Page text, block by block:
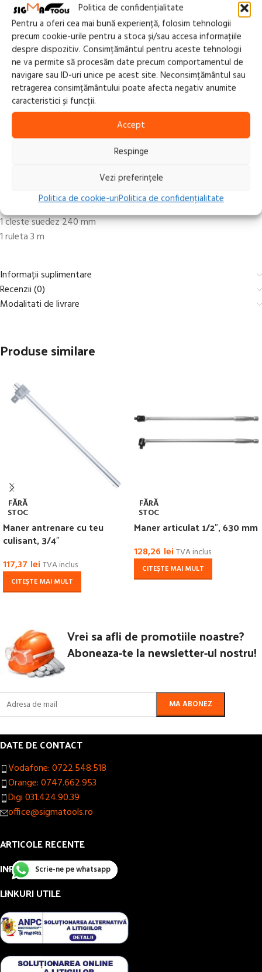
Politica de confidențialitate
Pentru a oferi cea mai bună experiență, folosim tehnologii
precum cookie-urile pentru a stoca și/sau accesa informațiile
despre dispozitiv. Consimțământul pentru aceste tehnologii
ne va permite să procesăm date precum comportamentul de
navigare sau ID-uri unice pe acest site. Neconsimțământul sau
retragerea consimțământului poate afecta negativ anumite
caracteristici și funcții.
Accept
Respinge
Vezi preferințele
Politica de cookie-uriPolitica de confidențialitate
Share:
Descriere
23 piese, ideale pentru uz casnic, in atelierul sau garajul personal.
1 fierastrau de mana cu panza de 150 mm
1 ciocan 300 gr. DIN 1041
1 rola adeziva din PVC
1 cheie franceza 150 mm
2 surubelnite de precizie: cap drept 2,4 mm, cap in cruce
2 surubelnite drepte: 5,5×125 mm; 6,5×125 mm
3 surubelnite in cruce: 1×80 mm; 2×100 mm; 3×125 mm
8 chei haxagonale: 1,5 – 6 mm
1 patent 165 mm
1 cleste suedez 240 mm
1 ruleta 3 m
Informații suplimentare
Recenzii (0)
Modalitati de livrare
Produse similare
FĂRĂ
STOC
Maner antrenare cu teu
culisant, 3/4″
117,37 lei TVA inclus
CITEȘTE MAI MULT
FĂRĂ
STOC
Maner articulat 1/2″, 630 mm
128,26 lei TVA inclus
CITEȘTE MAI MULT
Vrei sa afli de promotiile noastre?
Aboneaza-te la newsletter-ul nostru!
DATE DE CONTACT
Vodafone: 0722.548.518
Orange: 0747.662.953
Digi 031.424.90.39
office@sigmatools.ro
ARTICOLE RECENTE
INFORMAȚII UTILE
LINKURI UTILE
Scrie-ne pe whatsapp